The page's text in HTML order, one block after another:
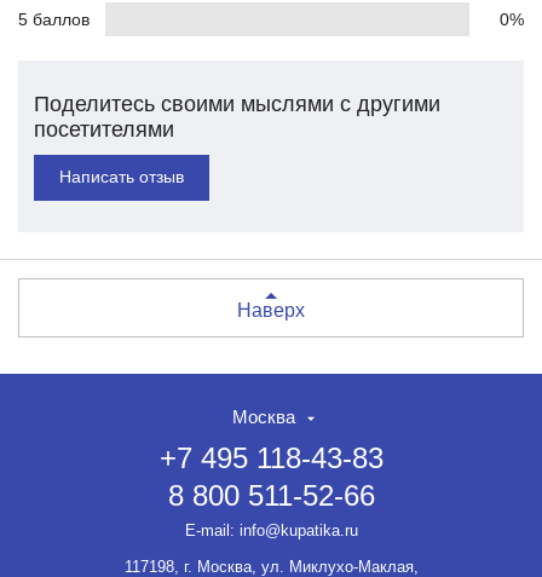
5 баллов 0%
Поделитесь своими мыслями с другими
посетителями
Написать отзыв
Наверх
Москва
+7 495 118-43-83
8 800 511-52-66
E-mail: info@kupatika.ru
117198, г. Москва, ул. Миклухо-Маклая,